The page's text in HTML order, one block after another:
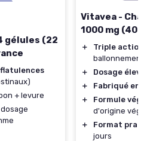
gélules (22
+ levure
Vitavea -
1000 mg (40
＋ Triple action
＋
Dosage élevé
＋
Fabriqué en
＋
Formule
d'origine
＋
Format
jours